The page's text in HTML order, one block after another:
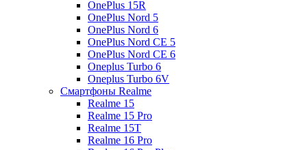
OnePlus 15R
OnePlus Nord 5
OnePlus Nord 6
OnePlus Nord CE 5
OnePlus Nord CE 6
Oneplus Turbo 6
Oneplus Turbo 6V
Смартфоны Realme
Realme 15
Realme 15 Pro
Realme 15T
Realme 16 Pro